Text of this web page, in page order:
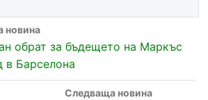
обрат за бъдещето на Маркъс
в Барселона